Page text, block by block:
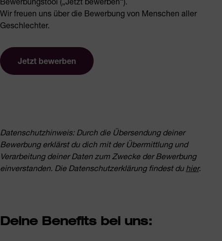
Wir freuen uns über die Bewerbung von Menschen aller
Geschlechter.
Jetzt bewerben
Datenschutzhinweis: Durch die Übersendung deiner
Bewerbung erklärst du dich mit der Übermittlung und
Verarbeitung deiner Daten zum Zwecke der Bewerbung
einverstanden. Die Datenschutzerklärung findest du hier.
Deine Benefits bei uns: